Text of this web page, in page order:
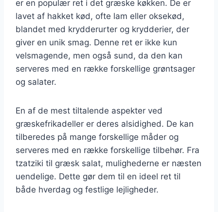
er en populær ret i det græske køkken. De er
lavet af hakket kød, ofte lam eller oksekød,
blandet med krydderurter og krydderier, der
giver en unik smag. Denne ret er ikke kun
velsmagende, men også sund, da den kan
serveres med en række forskellige grøntsager
og salater.
En af de mest tiltalende aspekter ved
græskefrikadeller er deres alsidighed. De kan
tilberedes på mange forskellige måder og
serveres med en række forskellige tilbehør. Fra
tzatziki til græsk salat, mulighederne er næsten
uendelige. Dette gør dem til en ideel ret til
både hverdag og festlige lejligheder.